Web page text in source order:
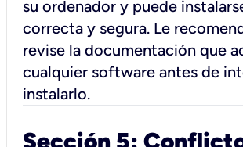
su ordenador y puede
correcta y segura. Le
revise la documentación que
cualquier software antes de
instalarlo.
Sección 5: